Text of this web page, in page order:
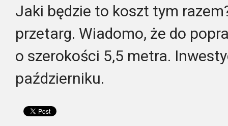
Jaki będzie to koszt tym
przetarg. Wiadomo, że do
o szerokości 5,5 metra.
październiku.